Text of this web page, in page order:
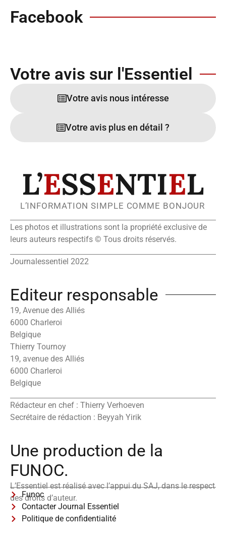
Facebook
Votre avis sur l'Essentiel
Votre avis nous intéresse
Votre avis plus en détail ?
L’ESSENTIEL
L’INFORMATION SIMPLE COMME BONJOUR
Les photos et illustrations sont la propriété exclusive de
leurs auteurs respectifs © Tous droits réservés.
Journalessentiel 2022
Editeur responsable
19, Avenue des Alliés
6000 Charleroi
Belgique
Thierry Tournoy
19, avenue des Alliés
6000 Charleroi
Belgique
Rédacteur en chef : Thierry Verhoeven
Secrétaire de rédaction : Beyyah Yirik
Une production de la
FUNOC.
L’Essentiel est réalisé avec l’appui du SAJ, dans le respect
des droits d’auteur.
Funoc
Contacter Journal Essentiel
Politique de confidentialité